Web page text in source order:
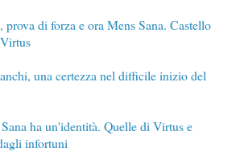
di forza e ora Mens Sana. Castello
una certezza nel difficile inizio del
ha un'identità. Quelle di Virtus e
infortuni